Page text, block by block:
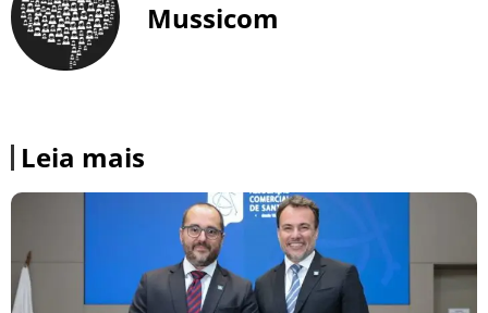
Mussicom
Leia mais